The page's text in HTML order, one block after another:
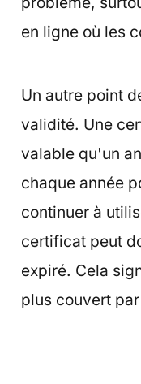
en ligne où les
Un autre point
validité. Une
valable qu'un
chaque année
continuer à
certificat peut
expiré. Cela
plus couvert